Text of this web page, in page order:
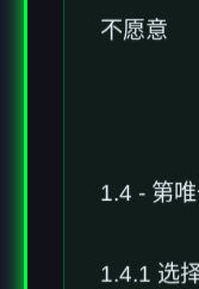
不愿意
1.4 - 第
1.4.1 选